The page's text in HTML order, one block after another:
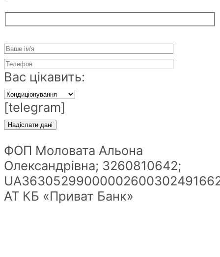
Вас цікавить:
[telegram]
ФОП Моловата Альона
Олександрівна; 3260810642;
АТ КБ «Приват Банк»